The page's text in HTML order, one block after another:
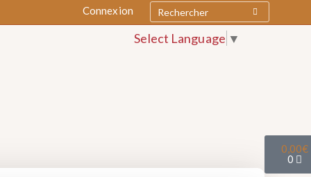
Connexion
Select Language ▼
0,00€
0